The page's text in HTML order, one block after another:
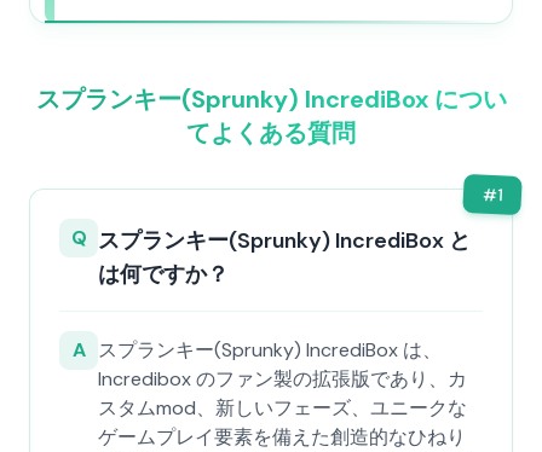
スプランキー(Sprunky) IncrediBox につい
てよくある質問
#1
Q スプランキー(Sprunky) IncrediBox と
は何ですか？
A スプランキー(Sprunky) IncrediBox は、
Incredibox のファン製の拡張版であり、カ
スタムmod、新しいフェーズ、ユニークな
ゲームプレイ要素を備えた創造的なひねり